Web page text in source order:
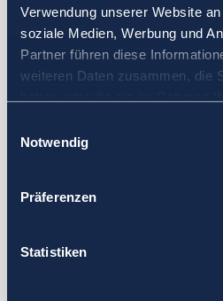
Verwendung unserer Website
soziale Medien, Werbung und
Partner führen diese
weiteren Daten zusammen, die
Notwendig
Präferenzen
Statistiken